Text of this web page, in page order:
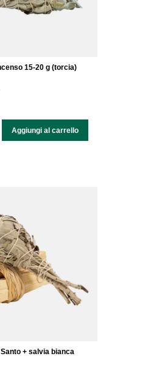
15-20 g (torcia)
Aggiungi al carrello
+ salvia bianca